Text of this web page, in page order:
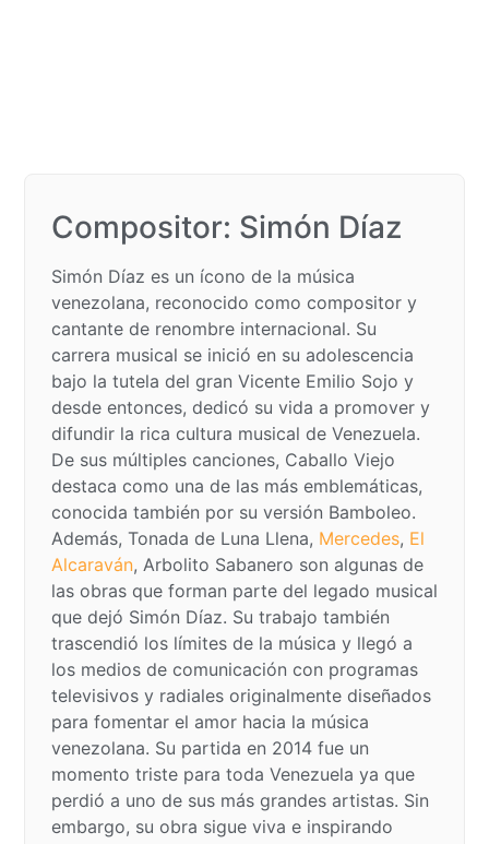
Compositor: Simón Díaz​
Simón Díaz es un ícono de la música
venezolana, reconocido como compositor y
cantante de renombre internacional. Su
carrera musical se inició en su adolescencia
bajo la tutela del gran Vicente Emilio Sojo y
desde entonces, dedicó su vida a promover y
difundir la rica cultura musical de Venezuela.
De sus múltiples canciones, Caballo Viejo
destaca como una de las más emblemáticas,
conocida también por su versión Bamboleo.
Además, Tonada de Luna Llena, Mercedes, El
Alcaraván, Arbolito Sabanero son algunas de
las obras que forman parte del legado musical
que dejó Simón Díaz. Su trabajo también
trascendió los límites de la música y llegó a
los medios de comunicación con programas
televisivos y radiales originalmente diseñados
para fomentar el amor hacia la música
venezolana. Su partida en 2014 fue un
momento triste para toda Venezuela ya que
perdió a uno de sus más grandes artistas. Sin
embargo, su obra sigue viva e inspirando